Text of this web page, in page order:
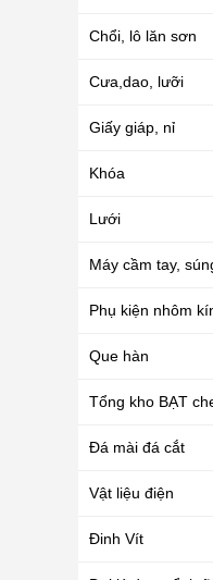
Chổi, lô lăn sơn
Cưa,dao, lưỡi
Giấy giáp, nỉ
Khóa
Lưới
Máy cầm tay,
Phụ kiện nhôm
Que hàn
Tổng kho BẠT
Đá mài đá cắt
Vật liệu điện
Đinh Vít